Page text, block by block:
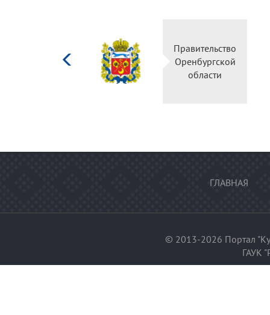
Правительство
Оренбургской
области
ГЛАВНАЯ
© 2013-2026 Портал
ГАУК